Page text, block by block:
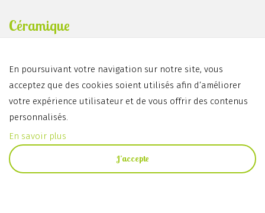
Céramique
En poursuivant votre navigation sur notre site, vous
acceptez que des cookies soient utilisés afin d’améliorer
votre expérience utilisateur et de vous offrir des contenus
personnalisés.
En savoir plus
J’accepte